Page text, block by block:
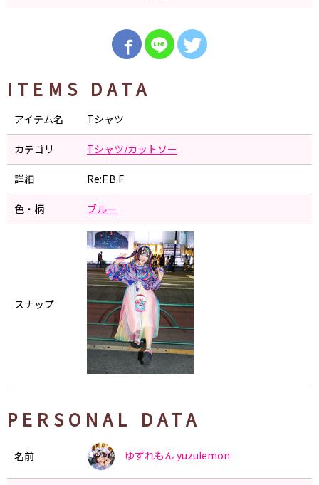
ITEMS DATA
アイテム名 Tシャツ
カテゴリ Tシャツ/カットソー
詳細 Re:F.B.F
色・柄 ブルー
スナップ
PERSONAL DATA
名前 ゆずれもん yuzulemon